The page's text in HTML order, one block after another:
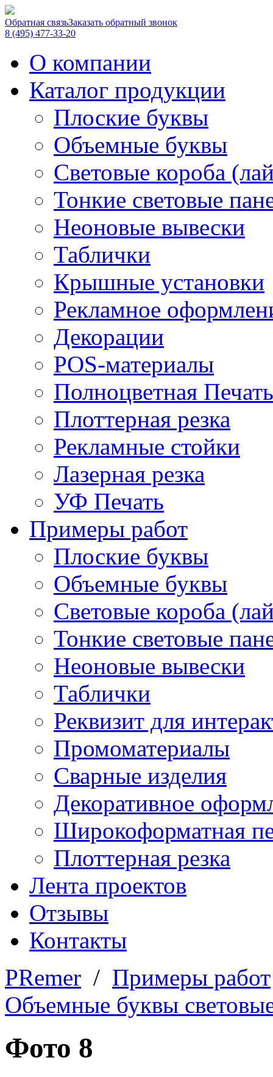
Обратная связьЗаказать обратный звонок
8 (495) 477-33-20
О компании
Каталог продукции
Плоские буквы
Объемные буквы
Световые короба
Тонкие световые
Неоновые вывески
Таблички
Крышные установки
Рекламное
Декорации
POS-материалы
Полноцветная Печать
Плоттерная резка
Рекламные стойки
Лазерная резка
УФ Печать
Примеры работ
Плоские буквы
Объемные буквы
Световые короба
Тонкие световые
Неоновые вывески
Таблички
Реквизит для
Промоматериалы
Сварные изделия
Декоративное
Широкоформатная
Плоттерная резка
Лента проектов
Отзывы
Контакты
PRemer / Примеры работ
Объемные буквы
Фото 8